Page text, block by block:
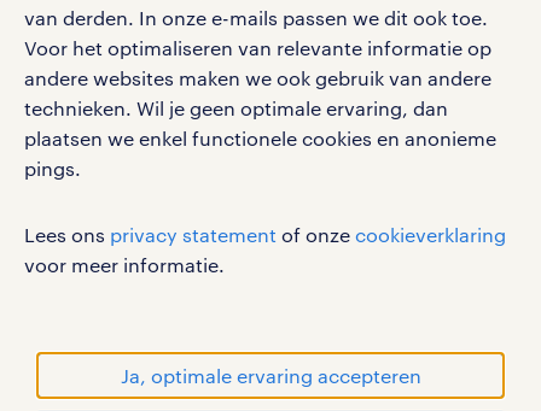
van derden. In onze e-mails passen we dit ook toe.
Voor het optimaliseren van relevante informatie op
andere websites maken we ook gebruik van andere
technieken. Wil je geen optimale ervaring, dan
plaatsen we enkel functionele cookies en anonieme
pings.
Lees ons privacy statement of onze cookieverklaring
voor meer informatie.
Ja, optimale ervaring accepteren
werken bij randstad
gebruikersvoorwaarden
privacystatement
cookies
handelsmerken van Randstad N.V.